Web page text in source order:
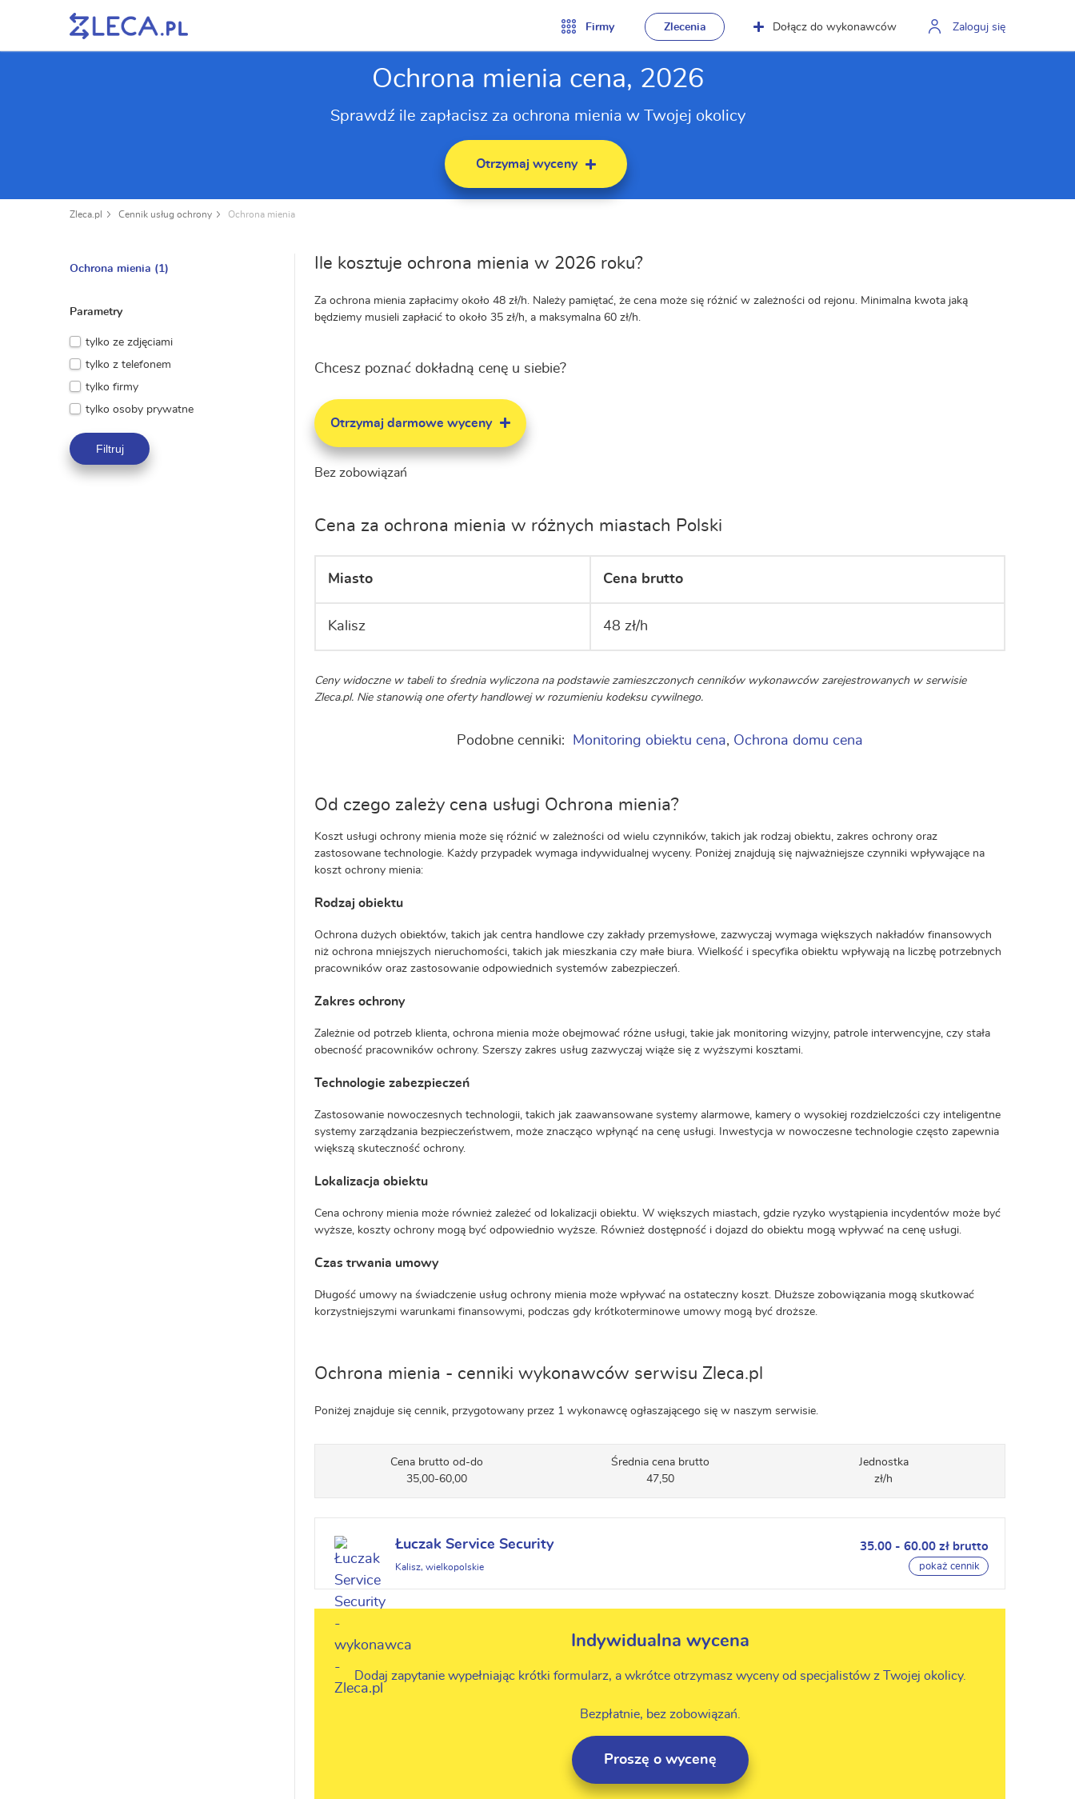
Firmy Zlecenia Dołącz do wykonawców Zaloguj się
Ochrona mienia cena, 2026
Sprawdź ile zapłacisz za ochrona mienia w Twojej okolicy
Otrzymaj wyceny
Zleca.pl Cennik usług ochrony Ochrona mienia
Ile kosztuje ochrona mienia w 2026 roku?
Za ochrona mienia zapłacimy około 48 zł/h. Należy pamiętać, że cena może się różnić w zależności od rejonu. Minimalna kwota jaką
będziemy musieli zapłacić to około 35 zł/h, a maksymalna 60 zł/h.
Chcesz poznać dokładną cenę u siebie?
Otrzymaj darmowe wyceny
Bez zobowiązań
Cena za ochrona mienia w różnych miastach Polski
Miasto Cena brutto
Kalisz 48 zł/h
Ceny widoczne w tabeli to średnia wyliczona na podstawie zamieszczonych cenników wykonawców zarejestrowanych w serwisie
Zleca.pl. Nie stanowią one oferty handlowej w rozumieniu kodeksu cywilnego.
Podobne cenniki: Monitoring obiektu cena, Ochrona domu cena
Od czego zależy cena usługi Ochrona mienia?
Koszt usługi ochrony mienia może się różnić w zależności od wielu czynników, takich jak rodzaj obiektu, zakres ochrony oraz
zastosowane technologie. Każdy przypadek wymaga indywidualnej wyceny. Poniżej znajdują się najważniejsze czynniki wpływające na
koszt ochrony mienia:
Rodzaj obiektu
Ochrona dużych obiektów, takich jak centra handlowe czy zakłady przemysłowe, zazwyczaj wymaga większych nakładów finansowych
niż ochrona mniejszych nieruchomości, takich jak mieszkania czy małe biura. Wielkość i specyfika obiektu wpływają na liczbę potrzebnych
pracowników oraz zastosowanie odpowiednich systemów zabezpieczeń.
Zakres ochrony
Zależnie od potrzeb klienta, ochrona mienia może obejmować różne usługi, takie jak monitoring wizyjny, patrole interwencyjne, czy stała
obecność pracowników ochrony. Szerszy zakres usług zazwyczaj wiąże się z wyższymi kosztami.
Technologie zabezpieczeń
Zastosowanie nowoczesnych technologii, takich jak zaawansowane systemy alarmowe, kamery o wysokiej rozdzielczości czy inteligentne
systemy zarządzania bezpieczeństwem, może znacząco wpłynąć na cenę usługi. Inwestycja w nowoczesne technologie często zapewnia
większą skuteczność ochrony.
Lokalizacja obiektu
Cena ochrony mienia może również zależeć od lokalizacji obiektu. W większych miastach, gdzie ryzyko wystąpienia incydentów może być
wyższe, koszty ochrony mogą być odpowiednio wyższe. Również dostępność i dojazd do obiektu mogą wpływać na cenę usługi.
Czas trwania umowy
Długość umowy na świadczenie usług ochrony mienia może wpływać na ostateczny koszt. Dłuższe zobowiązania mogą skutkować
korzystniejszymi warunkami finansowymi, podczas gdy krótkoterminowe umowy mogą być droższe.
Ochrona mienia - cenniki wykonawców serwisu Zleca.pl
Poniżej znajduje się cennik, przygotowany przez 1 wykonawcę ogłaszającego się w naszym serwisie.
Cena brutto od-do
35,00-60,00
Średnia cena brutto
47,50
Jednostka
zł/h
Łuczak Service Security 35.00 - 60.00 zł brutto
pokaż cennik
Kalisz, wielkopolskie
Indywidualna wycena
Dodaj zapytanie wypełniając krótki formularz, a wkrótce otrzymasz wyceny od specjalistów z Twojej okolicy.
Bezpłatnie, bez zobowiązań.
Proszę o wycenę
Ochrona mienia (1)
Parametry
tylko ze zdjęciami
tylko z telefonem
tylko firmy
tylko osoby prywatne
Filtruj